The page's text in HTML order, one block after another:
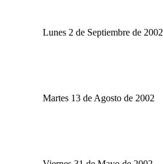
Lunes 2 de Septiembre de 2002
Martes 13 de Agosto de 2002